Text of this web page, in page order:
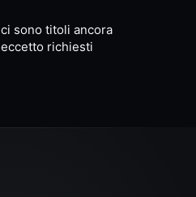
sono titoli ancora
richiesti